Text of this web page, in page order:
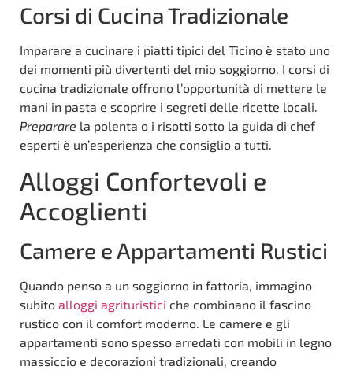
Corsi di Cucina Tradizionale
Imparare a cucinare i piatti tipici del Ticino è stato uno
dei momenti più divertenti del mio soggiorno. I corsi di
cucina tradizionale offrono l’opportunità di mettere le
mani in pasta e scoprire i segreti delle ricette locali.
Preparare la polenta o i risotti sotto la guida di chef
esperti è un’esperienza che consiglio a tutti.
Alloggi Confortevoli e
Accoglienti
Camere e Appartamenti Rustici
Quando penso a un soggiorno in fattoria, immagino
subito alloggi agrituristici che combinano il fascino
rustico con il comfort moderno. Le camere e gli
appartamenti sono spesso arredati con mobili in legno
massiccio e decorazioni tradizionali, creando